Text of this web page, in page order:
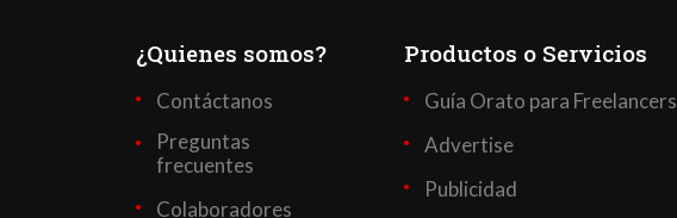
¿Quienes somos?
Contáctanos
Preguntas
frecuentes
Colaboradores
Productos o Servicios
Guía Orato para Freelancers
Advertise
Publicidad